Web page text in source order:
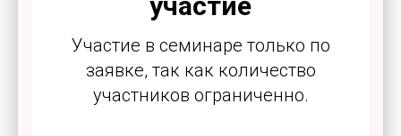
Участие в семинаре только по
заявке, так как количество
участников ограниченно.